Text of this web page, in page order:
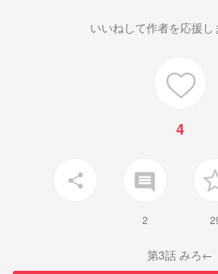
いいねして作者を応援し
4
share insert_comment
2
第3話 みろ←